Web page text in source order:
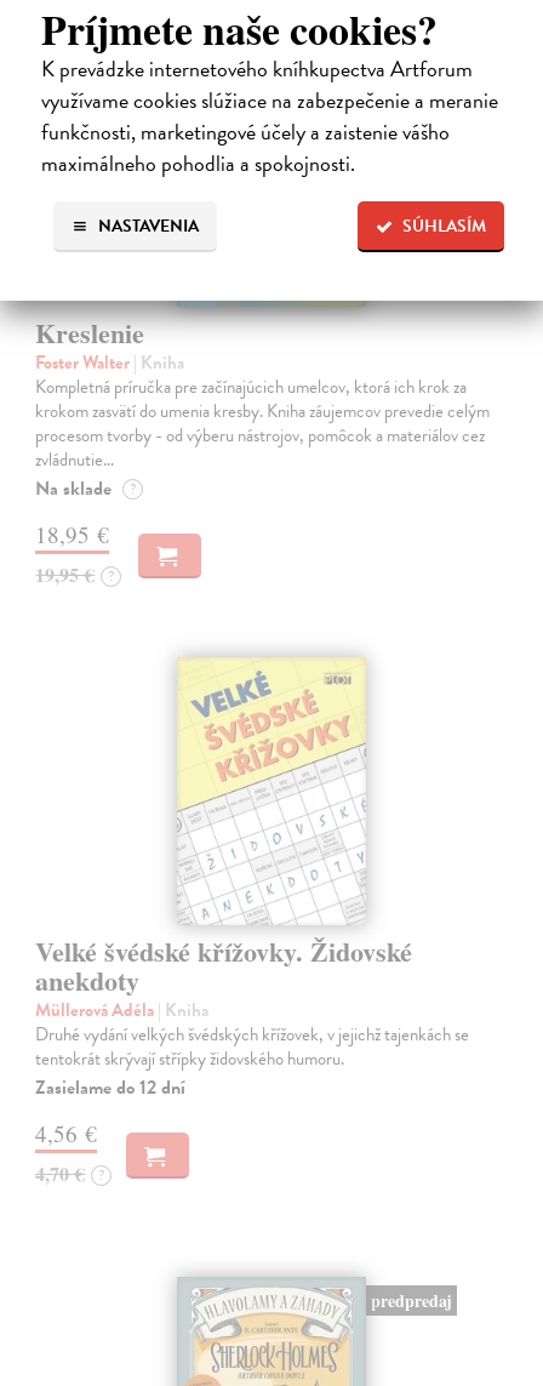
Príjmete naše cookies?
K prevádzke internetového kníhkupectva Artforum
využívame cookies slúžiace na zabezpečenie a meranie
funkčnosti, marketingové účely a zaistenie vášho
maximálneho pohodlia a spokojnosti.
SÚHLASÍM
NASTAVENIA
na sklade
Kreslenie
Foster Walter| Kniha
Kompletná príručka pre začínajúcich umelcov, ktorá ich krok za
krokom zasvätí do umenia kresby. Kniha záujemcov prevedie celým
procesom tvorby - od výberu nástrojov, pomôcok a materiálov cez
zvládnutie…
Na sklade ?
18,95 €
19,95 € ?
Velké švédské křížovky. Židovské
anekdoty
Müllerová Adéla| Kniha
Druhé vydání velkých švédských křížovek, v jejichž tajenkách se
tentokrát skrývají střípky židovského humoru.
Zasielame do 12 dní
4,56 €
4,70 € ?
predpredaj